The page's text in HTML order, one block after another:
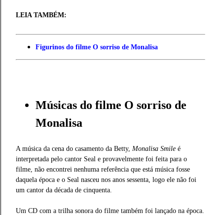
LEIA TAMBÉM:
Figurinos do filme O sorriso de Monalisa
Músicas do filme O sorriso de
Monalisa
A música da cena do casamento da Betty, Monalisa Smile é
interpretada pelo cantor Seal e provavelmente foi feita para o
filme, não encontrei nenhuma referência que está música fosse
daquela época e o Seal nasceu nos anos sessenta, logo ele não foi
um cantor da década de cinquenta.
Um CD com a trilha sonora do filme também foi lançado na época.